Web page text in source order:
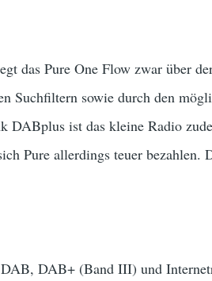
das Pure One Flow zwar über
Suchfiltern sowie durch den
DABplus ist das kleine Radio
Pure allerdings teuer bezahlen.
DAB+ (Band III) und